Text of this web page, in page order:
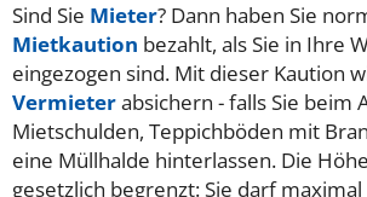
Sind Sie Mieter? Dann haben Sie
Mietkaution bezahlt, als Sie in Ihre
eingezogen sind. Mit dieser Kaution
Vermieterabsichern - falls Sie beim
Mietschulden, Teppichböden mit
eine Müllhalde hinterlassen. Die
gesetzlich begrenzt: Sie darf